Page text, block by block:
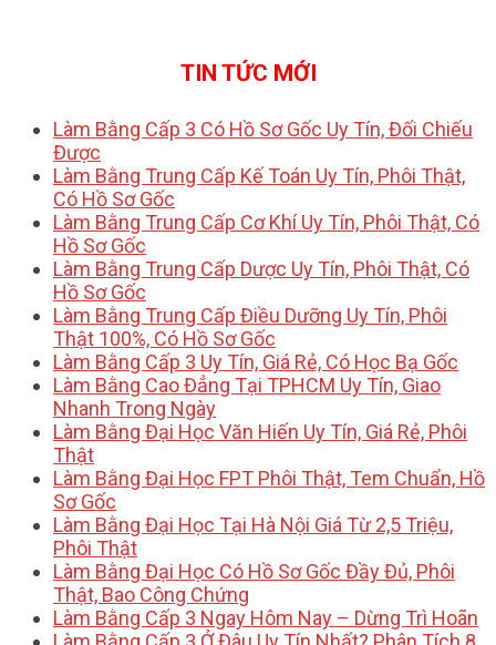
TIN TỨC MỚI
Làm Bằng Cấp 3 Có Hồ Sơ Gốc Uy Tín, Đối Chiếu
Được
Làm Bằng Trung Cấp Kế Toán Uy Tín, Phôi Thật,
Có Hồ Sơ Gốc
Làm Bằng Trung Cấp Cơ Khí Uy Tín, Phôi Thật, Có
Hồ Sơ Gốc
Làm Bằng Trung Cấp Dược Uy Tín, Phôi Thật, Có
Hồ Sơ Gốc
Làm Bằng Trung Cấp Điều Dưỡng Uy Tín, Phôi
Thật 100%, Có Hồ Sơ Gốc
Làm Bằng Cấp 3 Uy Tín, Giá Rẻ, Có Học Bạ Gốc
Làm Bằng Cao Đẳng Tại TPHCM Uy Tín, Giao
Nhanh Trong Ngày
Làm Bằng Đại Học Văn Hiến Uy Tín, Giá Rẻ, Phôi
Thật
Làm Bằng Đại Học FPT Phôi Thật, Tem Chuẩn, Hồ
Sơ Gốc
Làm Bằng Đại Học Tại Hà Nội Giá Từ 2,5 Triệu,
Phôi Thật
Làm Bằng Đại Học Có Hồ Sơ Gốc Đầy Đủ, Phôi
Thật, Bao Công Chứng
Làm Bằng Cấp 3 Ngay Hôm Nay – Dừng Trì Hoãn